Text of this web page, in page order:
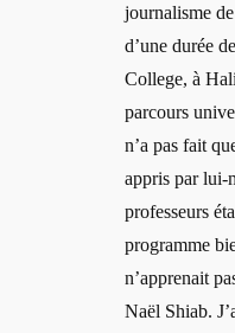
journalisme
d’une durée
College, à
parcours
n’a pas fait
appris par lui-
professeurs
programme
n’apprenait
Naël Shiab.